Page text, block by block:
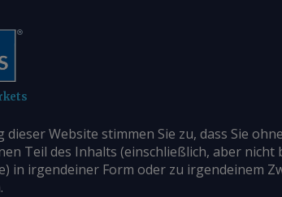
dieser Website stimmen Sie zu, dass Sie
Teil des Inhalts (einschließlich, aber
in irgendeiner Form oder zu irgendeinem